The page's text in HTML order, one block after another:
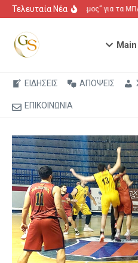
Μετάβαση στο περιεχόμενο
Τελευταία Νέα“Πόλεμος” για τα
ΕΙΔΗΣΕΙΣ ΑΠΟΨΕΙΣ
ΕΠΙΚΟΙΝΩΝΙΑ